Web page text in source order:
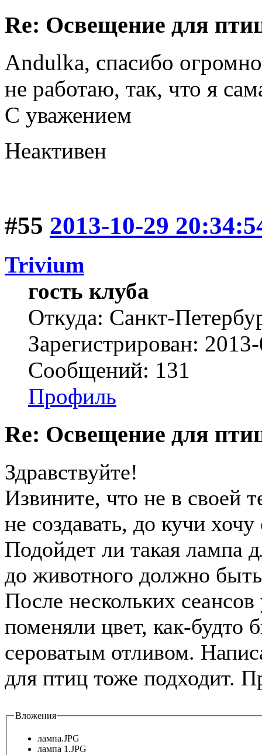
Re: Освещение для
Andulka, спасибо
не работаю, так, что я
С уважением
Неактивен
#55 2013-10-29
Trivium
гость клуба
Откуда: Санкт-
Зарегистрирован:
Сообщений: 131
Профиль
Re: Освещение для
Здравствуйте!
Извините, что не в своей
не создавать, до кучи
Подойдет ли такая лампа
до животного должно
После нескольких
поменяли цвет, как-будто
сероватым отливом.
для птиц тоже подходит.
Вложения
лампа.JPG
лампа 1.JPG